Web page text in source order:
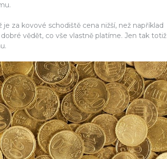
je za kovové schodiště cena nižší, než například
vědět, co vše vlastně platíme. Jen tak totiž